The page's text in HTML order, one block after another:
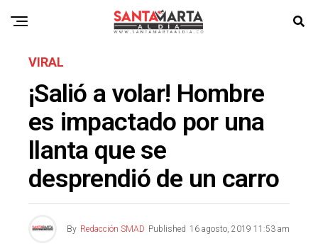
VIRAL
¡Salió a volar! Hombre
es impactado por una
llanta que se
desprendió de un carro
By Redacción SMAD Published 16 agosto, 2019 11:53 am